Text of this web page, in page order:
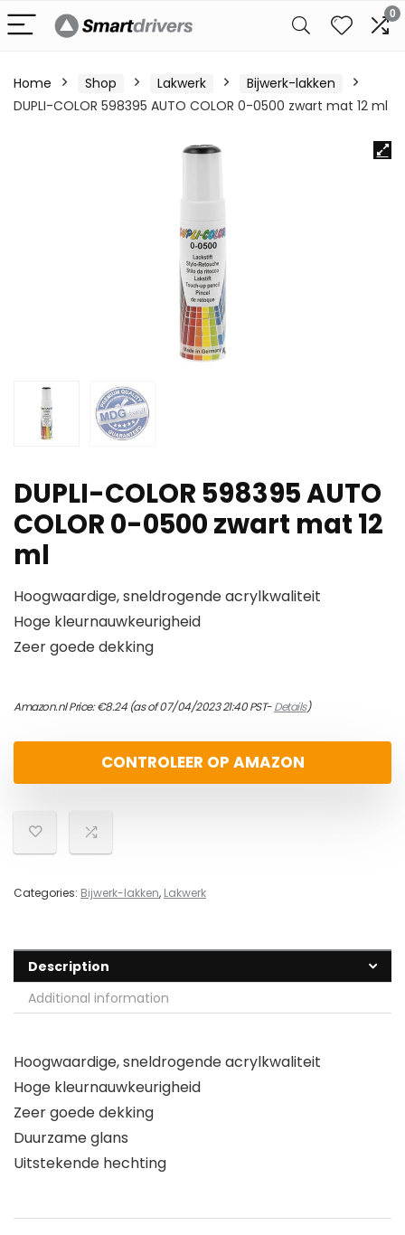
0
Home Shop Lakwerk
Bijwerk-lakken
DUPLI-COLOR 598395 AUTO COLOR 0-0500 zwart mat 12 ml
DUPLI-COLOR 598395 AUTO
COLOR 0-0500 zwart mat 12
ml
Hoogwaardige, sneldrogende acrylkwaliteit
Hoge kleurnauwkeurigheid
Zeer goede dekking
Amazon.nl Price:€8.24(as of 07/04/2023 21:40 PST-Details)
CONTROLEER OP AMAZON
Categories: Bijwerk-lakken, Lakwerk
Description
Additional information
Hoogwaardige, sneldrogende acrylkwaliteit
Hoge kleurnauwkeurigheid
Zeer goede dekking
Duurzame glans
Uitstekende hechting